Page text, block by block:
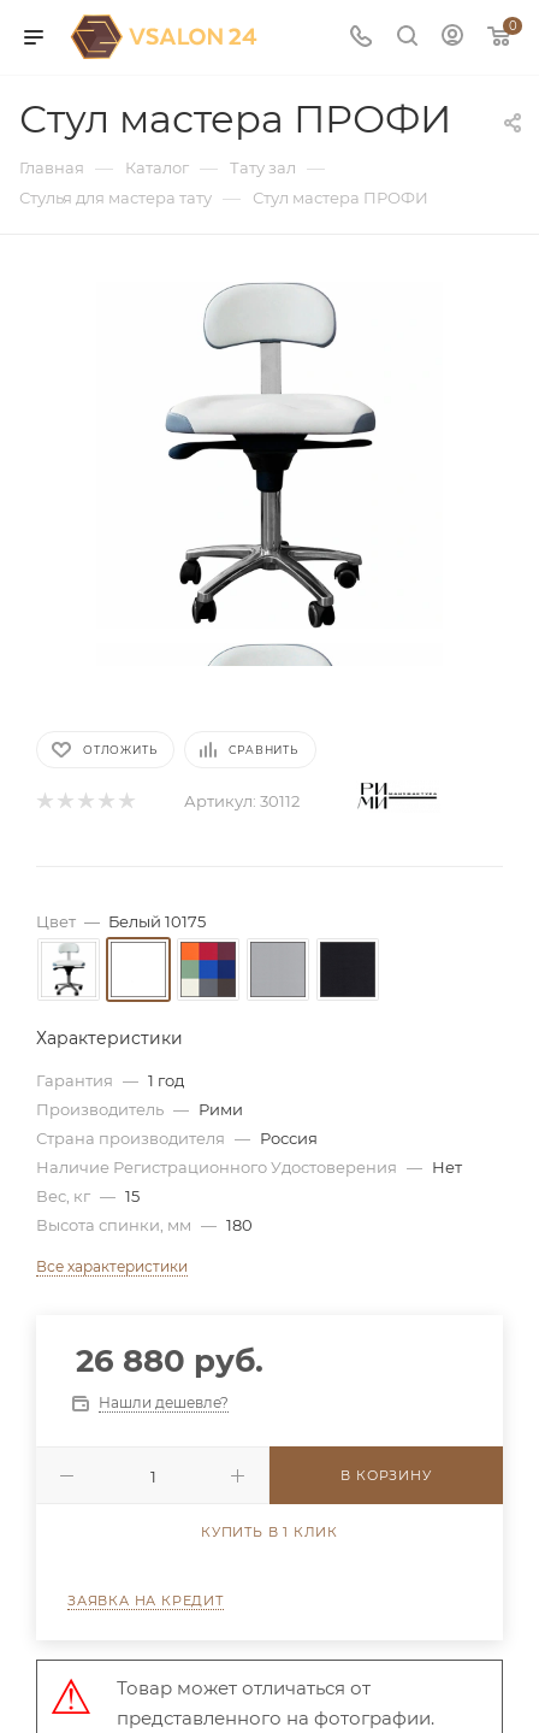
0
Стул мастера ПРОФИ
Главная — Каталог — Тату зал —
Стулья для мастера тату — Стул мастера ПРОФИ
ОТЛОЖИТЬ СРАВНИТЬ
Артикул: 30112
Цвет — Белый 10175
Характеристики
Гарантия — 1 год
Производитель — Рими
Страна производителя — Россия
Наличие Регистрационного Удостоверения — Нет
Вес, кг — 15
Высота спинки, мм — 180
Все характеристики
26 880 руб.
Нашли дешевле?
В КОРЗИНУ
КУПИТЬ В 1 КЛИК
ЗАЯВКА НА КРЕДИТ
Товар может отличаться от
представленного на фотографии.